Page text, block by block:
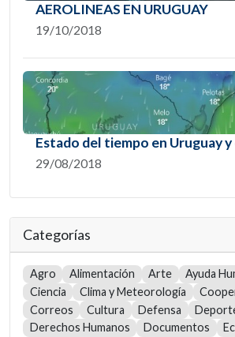
AEROLINEAS EN URUGUAY
19/10/2018
Estado del tiempo en Uruguay
29/08/2018
Categorías
Agro Alimentación Arte
Ayuda
Ciencia
Clima y Meteorología
Correos
Cultura Defensa
Derechos Humanos
Documentos